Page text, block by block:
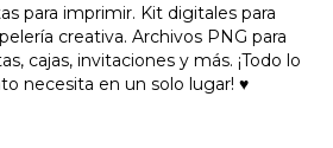
para imprimir. Kit digitales para
creativa. Archivos PNG para
cajas, invitaciones y más. ¡Todo lo
necesita en un solo lugar! ♥